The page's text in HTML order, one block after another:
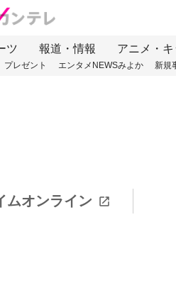
ツ 報道・情報 アニメ・
プレゼント エンタメNEWSみよか 新規
ムオンライン